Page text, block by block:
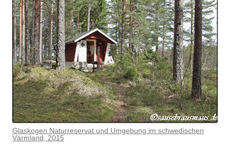
Glaskogen Naturreservat und Umgebung im schwedischen
Värmland, 2015